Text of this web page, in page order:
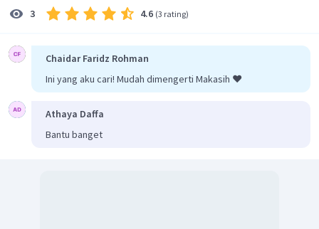
3 4.6 (3 rating)
Chaidar Faridz Rohman
Ini yang aku cari! Mudah dimengerti Makasih ❤️
Athaya Daffa
Bantu banget